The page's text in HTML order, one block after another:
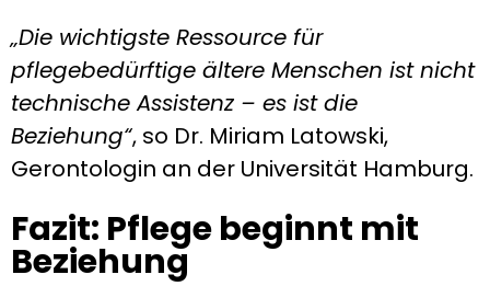
„Die wichtigste Ressource für
pflegebedürftige ältere Menschen ist nicht
technische Assistenz – es ist die
Beziehung“, so Dr. Miriam Latowski,
Gerontologin an der Universität Hamburg.
Fazit: Pflege beginnt mit
Beziehung